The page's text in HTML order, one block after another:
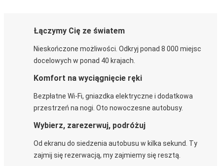
Łączymy Cię ze światem
Nieskończone możliwości. Odkryj ponad 8 000 miejsc
docelowych w ponad 40 krajach.
Komfort na wyciągnięcie ręki
Bezpłatne Wi-Fi, gniazdka elektryczne i dodatkowa
przestrzeń na nogi. Oto nowoczesne autobusy.
Wybierz, zarezerwuj, podróżuj
Od ekranu do siedzenia autobusu w kilka sekund. Ty
zajmij się rezerwacją, my zajmiemy się resztą.